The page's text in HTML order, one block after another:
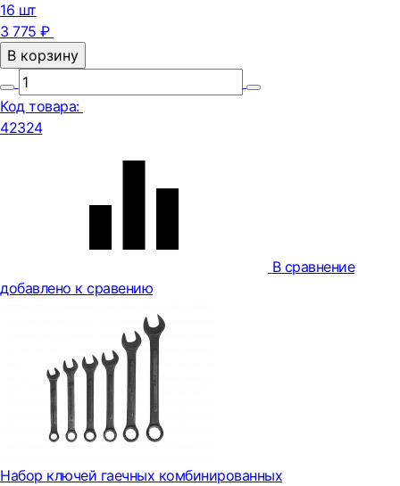
16 шт
3 775 ₽
В корзину
Код товара:
42324
В сравнение
добавлено к сравению
Набор ключей гаечных комбинированных